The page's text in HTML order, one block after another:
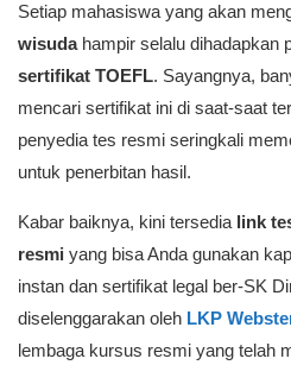
Setiap mahasiswa yang akan
wisudahampir selalu dihadapkan
sertifikat TOEFL. Sayangnya,
mencari sertifikat ini di saat-saat
penyedia tes resmi seringkali
untuk penerbitan hasil.
Kabar baiknya, kini tersedia link
resmi yang bisa Anda gunakan
instan dan sertifikat legal ber-SK
diselenggarakan oleh LKP
lembaga kursus resmi yang telah